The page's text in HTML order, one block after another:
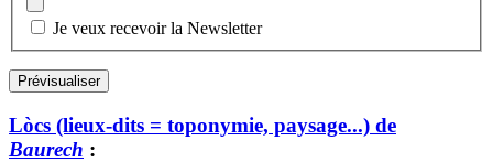
Je veux recevoir la Newsletter
Lòcs (lieux-dits = toponymie, paysage...) de
Baurech :